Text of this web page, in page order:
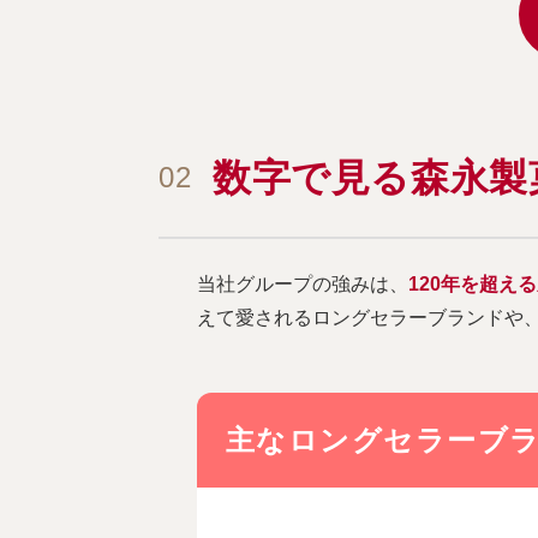
02 数字で見る森永
当社グループの強みは、 120年を超え
えて愛されるロングセラーブランドや
主なロングセラーブ